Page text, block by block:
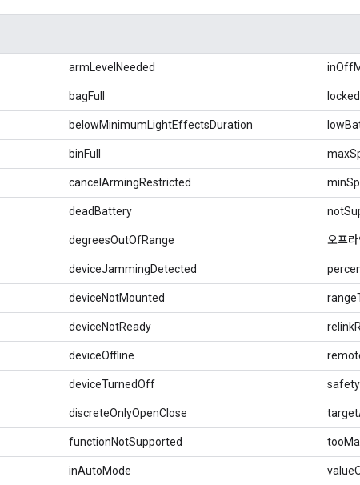
armLevelNeeded
bagFull
belowMinimumLightEffectsDuration
binFull
cancelArmingRestricted
deadBattery
degreesOutOfRange 오프라
deviceJammingDetected
deviceNotMounted
deviceNotReady
deviceOffline
deviceTurnedOff
discreteOnlyOpenClose
functionNotSupported
inAutoMode